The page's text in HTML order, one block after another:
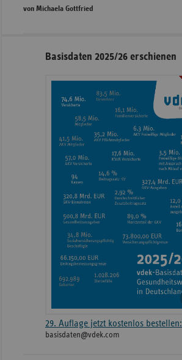
von Michaela Gottfried
Seitennavigation
Seitenleiste
Informationen
Basisdaten 2025/26 erschienen
29. Auflage jetzt kostenlos bestellen:
basisdaten@vdek.com